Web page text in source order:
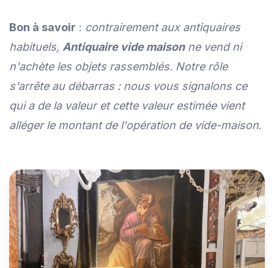
Bon à savoir : contrairement aux antiquaires
habituels, Antiquaire vide maison ne vend ni
n'achète les objets rassemblés. Notre rôle
s'arrête au débarras : nous vous signalons ce
qui a de la valeur et cette valeur estimée vient
alléger le montant de l'opération de vide-maison.